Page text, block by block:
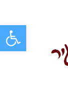
פתח